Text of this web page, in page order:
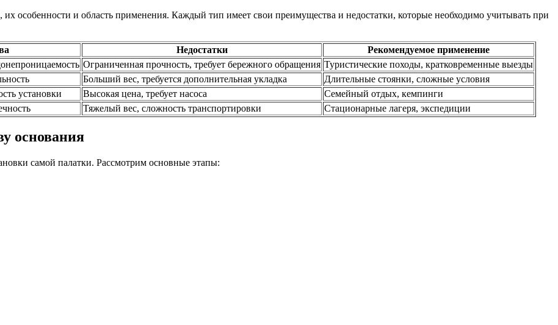
особенности и область применения. Каждый тип имеет свои преимущества и недостатки, которые необходимо учитывать при
Недостатки
Рекомендуемое применение
Ограниченная прочность, требует бережного обращения Туристические походы, кратковременные выезды
Больший вес, требуется дополнительная укладка
Длительные стоянки, сложные условия
установки Высокая цена, требует насоса
Семейный отдых, кемпинги
Тяжелый вес, сложность транспортировки Стационарные лагеря, экспедиции
основания
самой палатки. Рассмотрим основные этапы: